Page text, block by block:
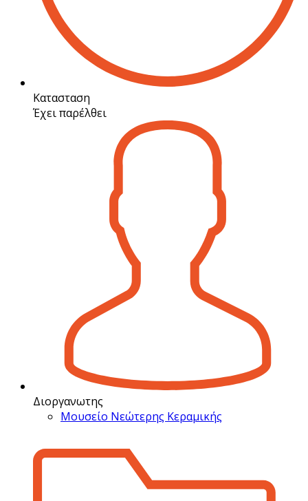
Κατασταση
Έχει παρέλθει
Διοργανωτης
Μουσείο Νεώτερης Κεραμικής